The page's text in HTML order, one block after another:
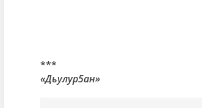
***
«Дьулур5ан»